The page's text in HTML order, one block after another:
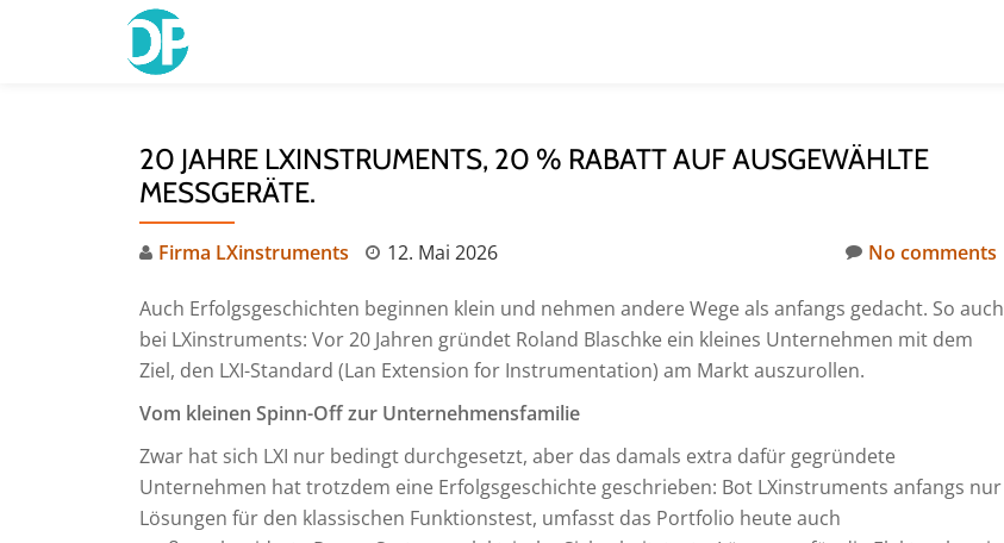
20 JAHRE LXINSTRUMENTS, 20 % RABATT AUF AUSGEWÄHLTE
MESSGERÄTE.
Firma LXinstruments 12. Mai 2026 No comments
Auch Erfolgsgeschichten beginnen klein und nehmen andere Wege als anfangs gedacht. So auch
bei LXinstruments: Vor 20 Jahren gründet Roland Blaschke ein kleines Unternehmen mit dem
Ziel, den LXI-Standard (Lan Extension for Instrumentation) am Markt auszurollen.
Vom kleinen Spinn-Off zur Unternehmensfamilie
Zwar hat sich LXI nur bedingt durchgesetzt, aber das damals extra dafür gegründete
Unternehmen hat trotzdem eine Erfolgsgeschichte geschrieben: Bot LXinstruments anfangs nur
Lösungen für den klassischen Funktionstest, umfasst das Portfolio heute auch